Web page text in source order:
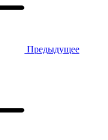
Предыдущее